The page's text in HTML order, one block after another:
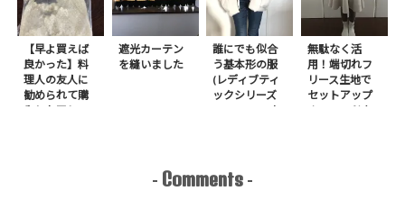
【早よ買えば
良かった】料
理人の友人に
勧められて購
入したアレ
遮光カーテン
を縫いました
誰にでも似合
う基本形の服
(レディブティ
ックシリーズ
no.8272) か
アップジャケ
ットを作りま
無駄なく活
用！端切れフ
リース生地で
セットアップ
＋スヌードを1
- Comments -